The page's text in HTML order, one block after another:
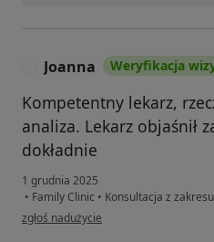
Joanna Weryfikacja
Kompetentny lekarz,
analiza. Lekarz objaśnił
dokładnie
1 grudnia 2025
• Family Clinic • Konsultacja z
w opinii użytkownika Joanna
zgłoś nadużycie